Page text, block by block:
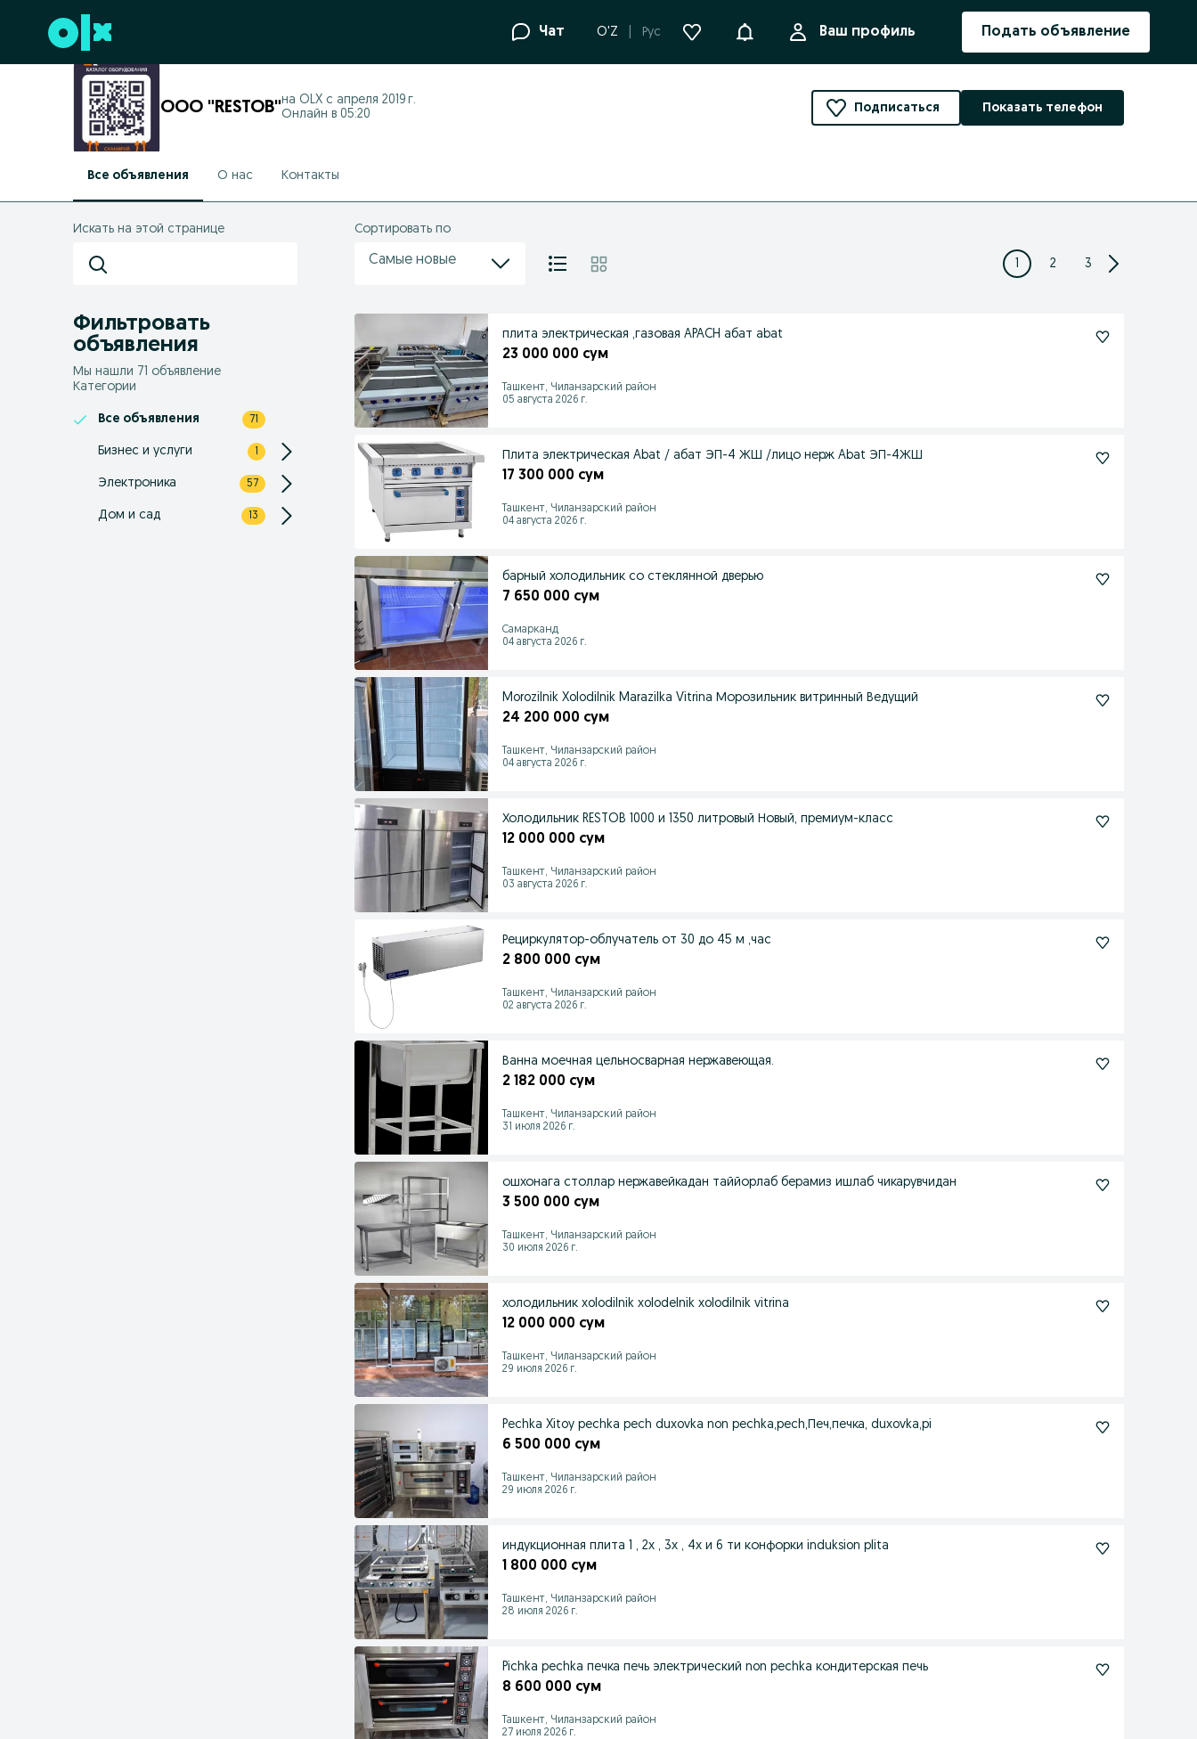
Перейти к нижнему колонтитулу Чат O'Z Рус УведомленияВаш профиль Подать объявление
ООО "RESTOB"на OLX с апреля 2019 г.
Онлайн в 05:20
Подписаться Показать телефон
Все объявления О нас Контакты
Искать на этой странице
Фильтровать
объявления
Мы нашли 71 объявление
Категории
Все объявления 71
Бизнес и услуги 1
Электроника 57
Дом и сад 13
Сортировать по
Самые новые 1 2 3
плита электрическая ,газовая APACH абат abat
23 000 000 сум
Ташкент, Чиланзарский район
05 августа 2026 г.
Плита электрическая Abat / абат ЭП-4 ЖШ /лицо нерж Abat ЭП-4ЖШ
17 300 000 сум
Ташкент, Чиланзарский район
04 августа 2026 г.
барный холодильник со стеклянной дверью
7 650 000 сум
Самарканд
04 августа 2026 г.
Morozilnik Xolodilnik Marazilka Vitrina Морозильник витринный Ведущий
24 200 000 сум
Ташкент, Чиланзарский район
04 августа 2026 г.
Холодильник RESTOB 1000 и 1350 литровый Новый, премиум-класс
12 000 000 сум
Ташкент, Чиланзарский район
03 августа 2026 г.
Рециркулятор-облучатель от 30 до 45 м ,час
2 800 000 сум
Ташкент, Чиланзарский район
02 августа 2026 г.
Ванна моечная цельносварная нержавеющая.
2 182 000 сум
Ташкент, Чиланзарский район
31 июля 2026 г.
ошхонага столлар нержавейкадан таййорлаб берамиз ишлаб чикарувчидан
3 500 000 сум
Ташкент, Чиланзарский район
30 июля 2026 г.
холодильник xolodilnik xolodelnik xolodilnik vitrina
12 000 000 сум
Ташкент, Чиланзарский район
29 июля 2026 г.
Pechka Xitoy pechka pech duxovka non pechka,pech,Печ,печка, duxovka,pi
6 500 000 сум
Ташкент, Чиланзарский район
29 июля 2026 г.
индукционная плита 1 , 2х , 3х , 4х и 6 ти конфорки induksion plita
1 800 000 сум
Ташкент, Чиланзарский район
28 июля 2026 г.
Pichka pechka печка печь электрический non pechka кондитерская печь
8 600 000 сум
Ташкент, Чиланзарский район
27 июля 2026 г.